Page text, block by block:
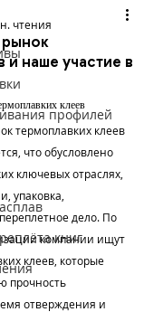
профилей
книг
и наше участие в
чтения
клеев
термоплавких клеев
что обусловлено
ключевых отраслях,
упаковка,
дело. По
компании ищут
клеев, которые
прочность
отверждения и